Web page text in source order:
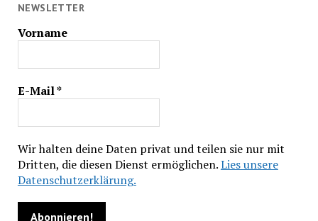
NEWSLETTER
Vorname
E-Mail*
Wir halten deine Daten privat und teilen sie nur mit
Dritten, die diesen Dienst ermöglichen.Lies unsere
Datenschutzerklärung.